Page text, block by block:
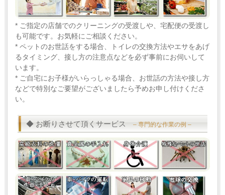
* ご指定の店舗でのクリーニングの受渡しや、宅配便の受渡し
も可能です。お気軽にご相談ください。
* ペットのお世話をする場合、トイレの交換方法やエサをあげ
るタイミング、接し方の注意点などを必ず事前にお伺いして
います。
* ご自宅にお子様がいらっしゃる場合、お世話の方法や接し方
などで特別なご要望がございましたら予めお申し付けくださ
い。
◆ お断りさせて頂くサービス – 専門的な作業の例 –